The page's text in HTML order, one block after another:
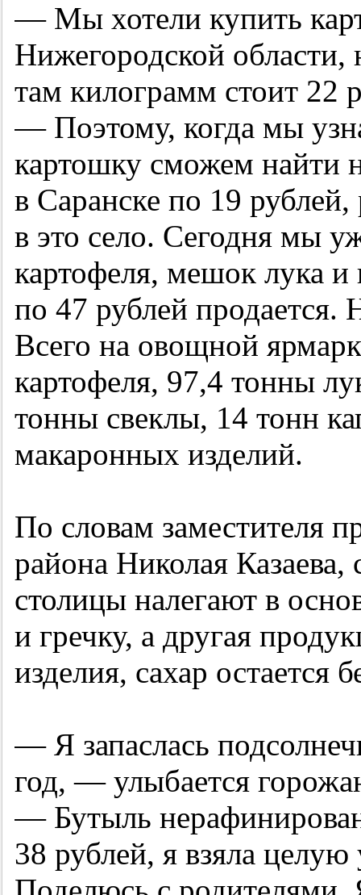
— Мы хотели купить
Нижегородской области,
там килограмм стоит 22
— Поэтому, когда мы
картошку сможем найти
в Саранске по 19
в это село. Сегодня мы
картофеля, мешок лука и
по 47 рублей продается.
Всего на овощной
картофеля, 97,4 тонны
тонны свеклы, 14 тонн
макаронных изделий.
По словам заместителя
района Николая
столицы налегают в
и гречку, а другая
изделия, сахар остается
— Я запаслась
год, — улыбается
— Бутыль
38 рублей, я взяла целую